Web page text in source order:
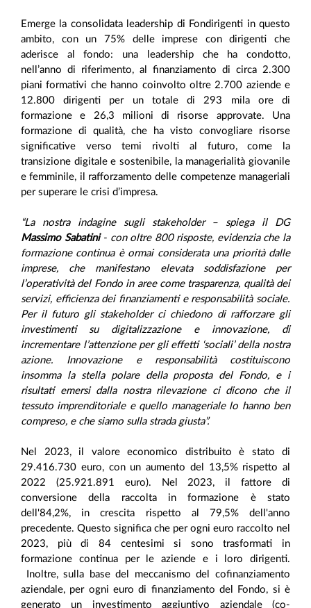
Emerge la consolidata leadership di Fondirigenti in questo
ambito, con un 75% delle imprese con dirigenti che
aderisce al fondo: una leadership che ha condotto,
nell’anno di riferimento, al finanziamento di circa 2.300
piani formativi che hanno coinvolto oltre 2.700 aziende e
12.800 dirigenti per un totale di 293 mila ore di
formazione e 26,3 milioni di risorse approvate. Una
formazione di qualità, che ha visto convogliare risorse
significative verso temi rivolti al futuro, come la
transizione digitale e sostenibile, la managerialità giovanile
e femminile, il rafforzamento delle competenze manageriali
per superare le crisi d’impresa.
“La nostra indagine sugli stakeholder – spiega il DG
Massimo Sabatini- con oltre 800 risposte, evidenzia che la
formazione continua è ormai considerata una priorità dalle
imprese, che manifestano elevata soddisfazione per
l’operatività del Fondo in aree come trasparenza, qualità dei
servizi, efficienza dei finanziamenti e responsabilità sociale.
Per il futuro gli stakeholder ci chiedono di rafforzare gli
investimenti su digitalizzazione e innovazione, di
incrementare l’attenzione per gli effetti ‘sociali’ della nostra
azione. Innovazione e responsabilità costituiscono
insomma la stella polare della proposta del Fondo, e i
risultati emersi dalla nostra rilevazione ci dicono che il
tessuto imprenditoriale e quello manageriale lo hanno ben
compreso, e che siamo sulla strada giusta”.
Nel 2023, il valore economico distribuito è stato di
29.416.730 euro, con un aumento del 13,5% rispetto al
2022 (25.921.891 euro). Nel 2023, il fattore di
conversione della raccolta in formazione è stato
dell'84,2%, in crescita rispetto al 79,5% dell'anno
precedente. Questo significa che per ogni euro raccolto nel
2023, più di 84 centesimi si sono trasformati in
formazione continua per le aziende e i loro dirigenti.
Inoltre, sulla base del meccanismo del cofinanziamento
aziendale, per ogni euro di finanziamento del Fondo, si è
generato un investimento aggiuntivo aziendale (co-